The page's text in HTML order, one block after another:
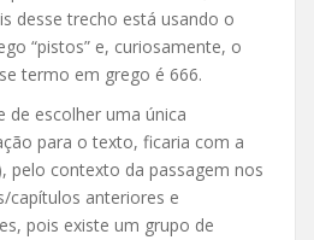
desse trecho está usando o
“pistos” e, curiosamente, o
termo em grego é 666.
de escolher uma única
para o texto, ficaria com a
pelo contexto da passagem nos
capítulos anteriores e
pois existe um grupo de